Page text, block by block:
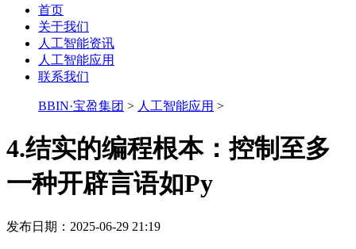
首页
关于我们
人工智能资讯
人工智能应用
联系我们
BBIN·宝盈集团 > 人工智能应用 >
4.结实的编程根本：控制至多
一种开辟言语如Py
发布日期：2025-06-29 21:19